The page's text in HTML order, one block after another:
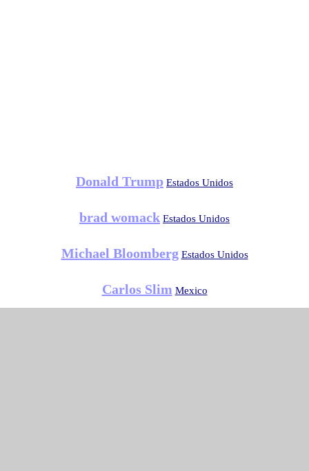
Donald Trump Estados Unidos
brad womack Estados Unidos
Michael Bloomberg Estados Unidos
Carlos Slim Mexico